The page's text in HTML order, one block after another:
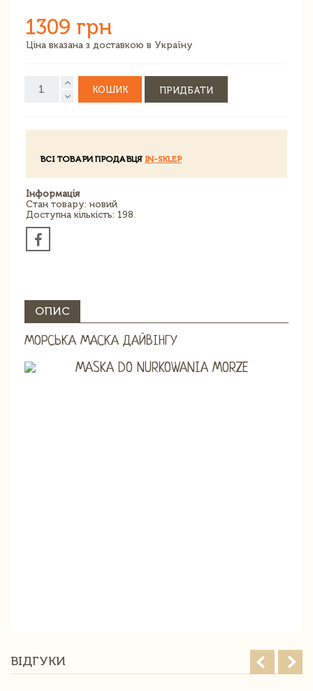
1309 грн
Ціна вказана з доставкою в Україну
КОШИК ПРИДБАТИ
ВСІ ТОВАРИ ПРОДАВЦЯ IN-SKLEP
Інформація
Стан товару: новий
Доступна кількість: 198
ОПИС
МОРСЬКА МАСКА ДАЙВІНГУ
ВІДГУКИ